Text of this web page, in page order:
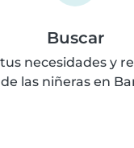
Buscar
necesidades y
las niñeras en